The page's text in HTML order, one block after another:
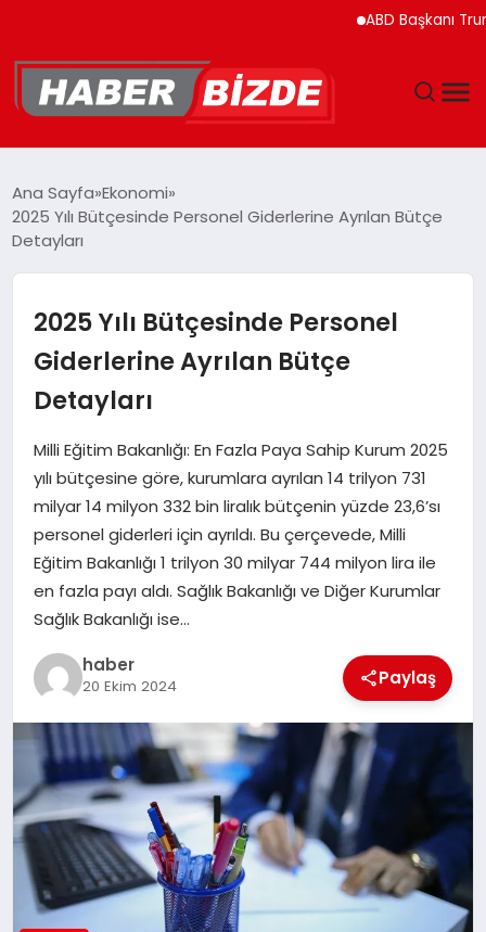
ABD Başkanı
YAŞAM
MAGAZIN
SPOR
TEKNOLOJI
Ana Sayfa Ekonomi
2025 Yılı Bütçesinde Personel Giderlerine Ayrılan Bütçe
Detayları
2025 Yılı Bütçesinde Personel
Giderlerine Ayrılan Bütçe
Detayları
Milli Eğitim Bakanlığı: En Fazla Paya Sahip Kurum 2025
yılı bütçesine göre, kurumlara ayrılan 14 trilyon 731
milyar 14 milyon 332 bin liralık bütçenin yüzde 23,6’sı
personel giderleri için ayrıldı. Bu çerçevede, Milli
Eğitim Bakanlığı 1 trilyon 30 milyar 744 milyon lira ile
en fazla payı aldı. Sağlık Bakanlığı ve Diğer Kurumlar
Sağlık Bakanlığı ise…
haber
20 Ekim 2024 Paylaş